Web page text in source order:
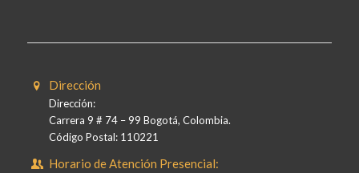
Dirección
Dirección:
Carrera 9 # 74 – 99 Bogotá, Colombia.
Código Postal: 110221
Horario de Atención Presencial: